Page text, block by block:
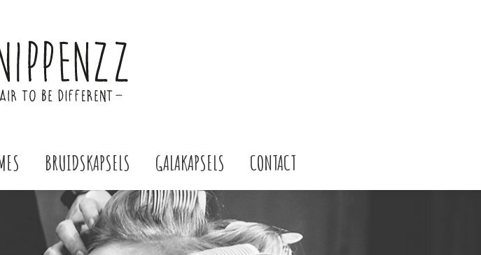
BRUIDSKAPSELS GALAKAPSELS CONTACT